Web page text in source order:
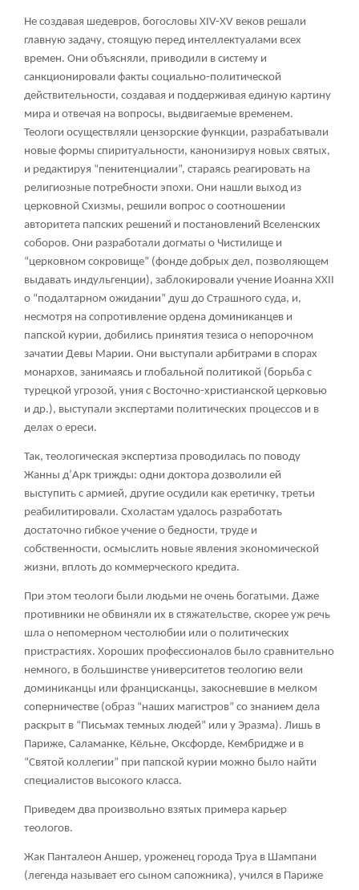
Не создавая шедевров, богословы XIV-XV веков решали
главную задачу, стоящую перед интеллектуалами всех
времен. Они объясняли, приводили в систему и
санкционировали факты социально-политической
действительности, создавая и поддерживая единую картину
мира и отвечая на вопросы, выдвигаемые временем.
Теологи осуществляли цензорские функции, разрабатывали
новые формы спиритуальности, канонизируя новых святых,
и редактируя “пенитенциалии”, стараясь реагировать на
религиозные потребности эпохи. Они нашли выход из
церковной Схизмы, решили вопрос о соотношении
авторитета папских решений и постановлений Вселенских
соборов. Они разработали догматы о Чистилище и
“церковном сокровище” (фонде добрых дел, позволяющем
выдавать индульгенции), заблокировали учение Иоанна XXII
о “подалтарном ожидании” душ до Страшного суда, и,
несмотря на сопротивление ордена доминиканцев и
папской курии, добились принятия тезиса о непорочном
зачатии Девы Марии. Они выступали арбитрами в спорах
монархов, занимаясь и глобальной политикой (борьба с
турецкой угрозой, уния с Восточно-христианской церковью
и др.), выступали экспертами политических процессов и в
делах о ереси.
Так, теологическая экспертиза проводилась по поводу
Жанны д’Арк трижды: одни доктора дозволили ей
выступить с армией, другие осудили как еретичку, третьи
реабилитировали. Схоластам удалось разработать
достаточно гибкое учение о бедности, труде и
собственности, осмыслить новые явления экономической
жизни, вплоть до коммерческого кредита.
При этом теологи были людьми не очень богатыми. Даже
противники не обвиняли их в стяжательстве, скорее уж речь
шла о непомерном честолюбии или о политических
пристрастиях. Хороших профессионалов было сравнительно
немного, в большинстве университетов теологию вели
доминиканцы или францисканцы, закосневшие в мелком
соперничестве (образ “наших магистров” со знанием дела
раскрыт в “Письмах темных людей” или у Эразма). Лишь в
Париже, Саламанке, Кёльне, Оксфорде, Кембридже и в
“Святой коллегии” при папской курии можно было найти
специалистов высокого класса.
Приведем два произвольно взятых примера карьер
теологов.
Жак Панталеон Аншер, уроженец города Труа в Шампани
(легенда называет его сыном сапожника), учился в Париже